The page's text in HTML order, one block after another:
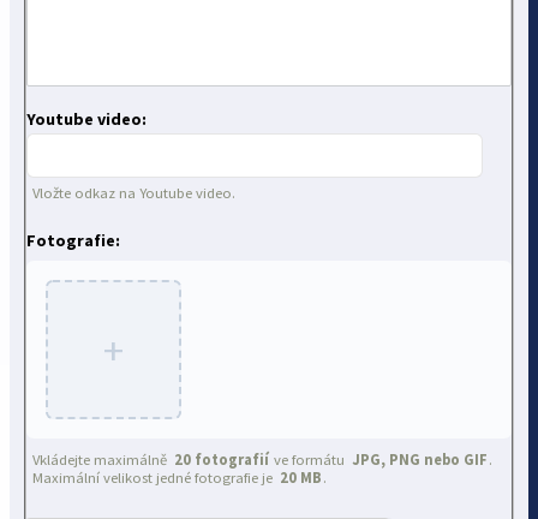
Youtube video:
Vložte odkaz na Youtube video.
Fotografie:
+
Vkládejte maximálně 20 fotografií ve formátu JPG, PNG nebo GIF .
Maximální velikost jedné fotografie je 20 MB .